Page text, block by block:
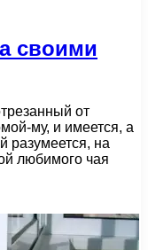
своими
от
му, и имеется, а
разумеется, на
любимого чая